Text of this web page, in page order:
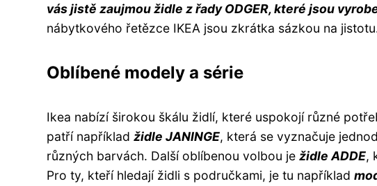
vás jistě zaujmou židle z řady ODGER, které jsou
nábytkového řetězce IKEA jsou zkrátka sázkou na
Oblíbené modely a série
Ikea nabízí širokou škálu židlí, které uspokojí různé
patří například židle JANINGE, která se vyznačuje
různých barvách. Další oblíbenou volbou je židle ADDE,
Pro ty, kteří hledají židli s područkami, je tu například